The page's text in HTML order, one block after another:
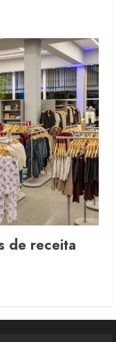
de receita